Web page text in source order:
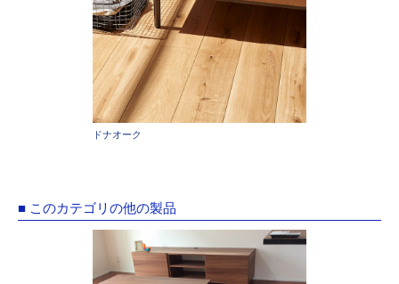
ドナオーク
■ このカテゴリの他の製品